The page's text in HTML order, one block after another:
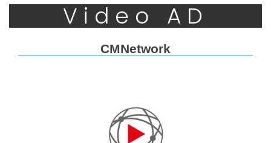
Video AD
CMNetwork